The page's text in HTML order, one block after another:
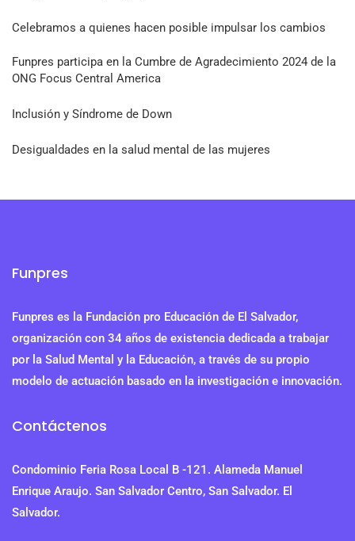
Celebramos a quienes hacen posible impulsar los cambios
Funpres participa en la Cumbre de Agradecimiento 2024 de la
ONG Focus Central America
Inclusión y Síndrome de Down
Desigualdades en la salud mental de las mujeres
Funpres
Funpres es la Fundación pro Educación de El Salvador,
organización con 34 años de existencia dedicada a trabajar
por la Salud Mental y la Educación, a través de su propio
modelo de actuación basado en la investigación e innovación.
Contáctenos
Condominio Feria Rosa Local B -121. Alameda Manuel
Enrique Araujo. San Salvador Centro, San Salvador. El
Salvador.